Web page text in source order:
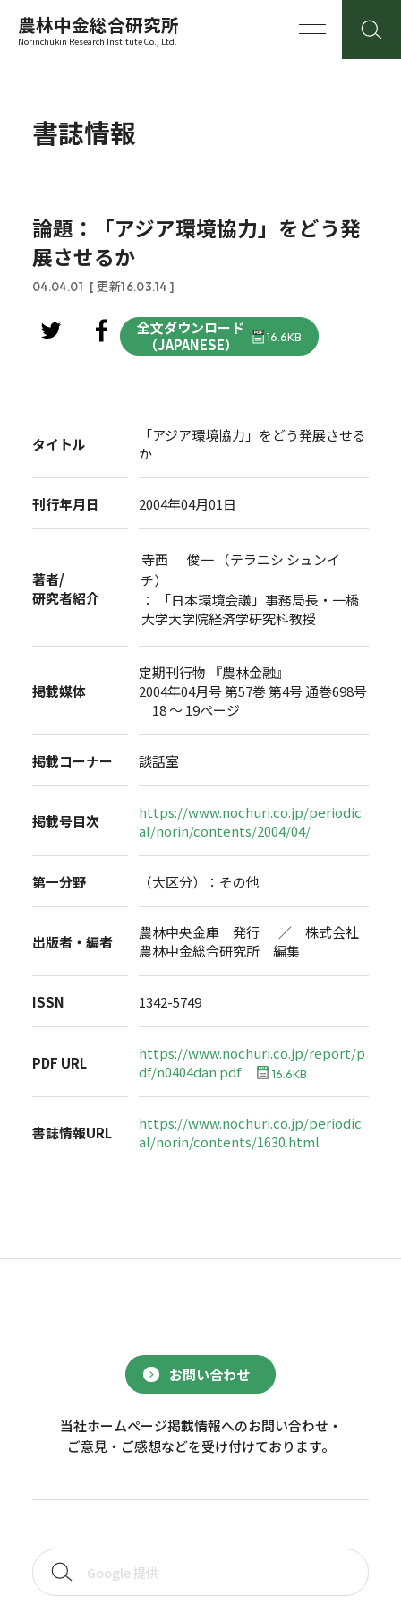
農林中金総合研究所
Norinchukin Research Institute Co., Ltd.
書誌情報
論題：「アジア環境協力」をどう発
展させるか
04.04.01 [ 更新16.03.14 ]
全文ダウンロード
（JAPANESE）
16.6KB
タイトル
「アジア環境協力」をどう発展させる
か
刊行年月日 2004年04月01日
著者/
研究者紹介
寺西 俊一 （テラニシ シュンイ
チ）
： 「日本環境会議」事務局長・一橋
大学大学院経済学研究科教授
掲載媒体
定期刊行物 『農林金融』
2004年04月号 第57巻 第4号 通巻698号
18 ～ 19ページ
掲載コーナー 談話室
掲載号目次
https://www.nochuri.co.jp/periodic
al/norin/contents/2004/04/
第一分野 （大区分）：その他
出版者・編者
農林中央金庫 発行 ／ 株式会社
農林中金総合研究所 編集
ISSN 1342-5749
PDF URL
https://www.nochuri.co.jp/report/p
df/n0404dan.pdf
16.6KB
書誌情報URL
https://www.nochuri.co.jp/periodic
al/norin/contents/1630.html
お問い合わせ
当社ホームページ掲載情報へのお問い合わせ・
ご意見・ご感想などを受け付けております。